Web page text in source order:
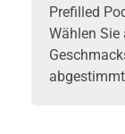
Prefilled
Wählen Sie